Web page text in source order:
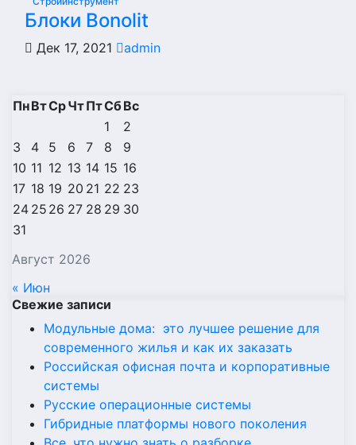
Блоки Bonolit
Дек 17, 2021 admin
Август 2026
ПнВтСрЧтПтСбВс
1
2
3
4 5 6 7 8
9
10 11 12 13 14 15 16
17 18 19 20 21 22 23
24 25 26 27 28 29 30
31
« Июн
Свежие записи
Модульные дома: это лучшее решение для
современного жилья и как их заказать
Российская офисная почта и корпоративные
системы
Русские операционные системы
Гибридные платформы нового поколения